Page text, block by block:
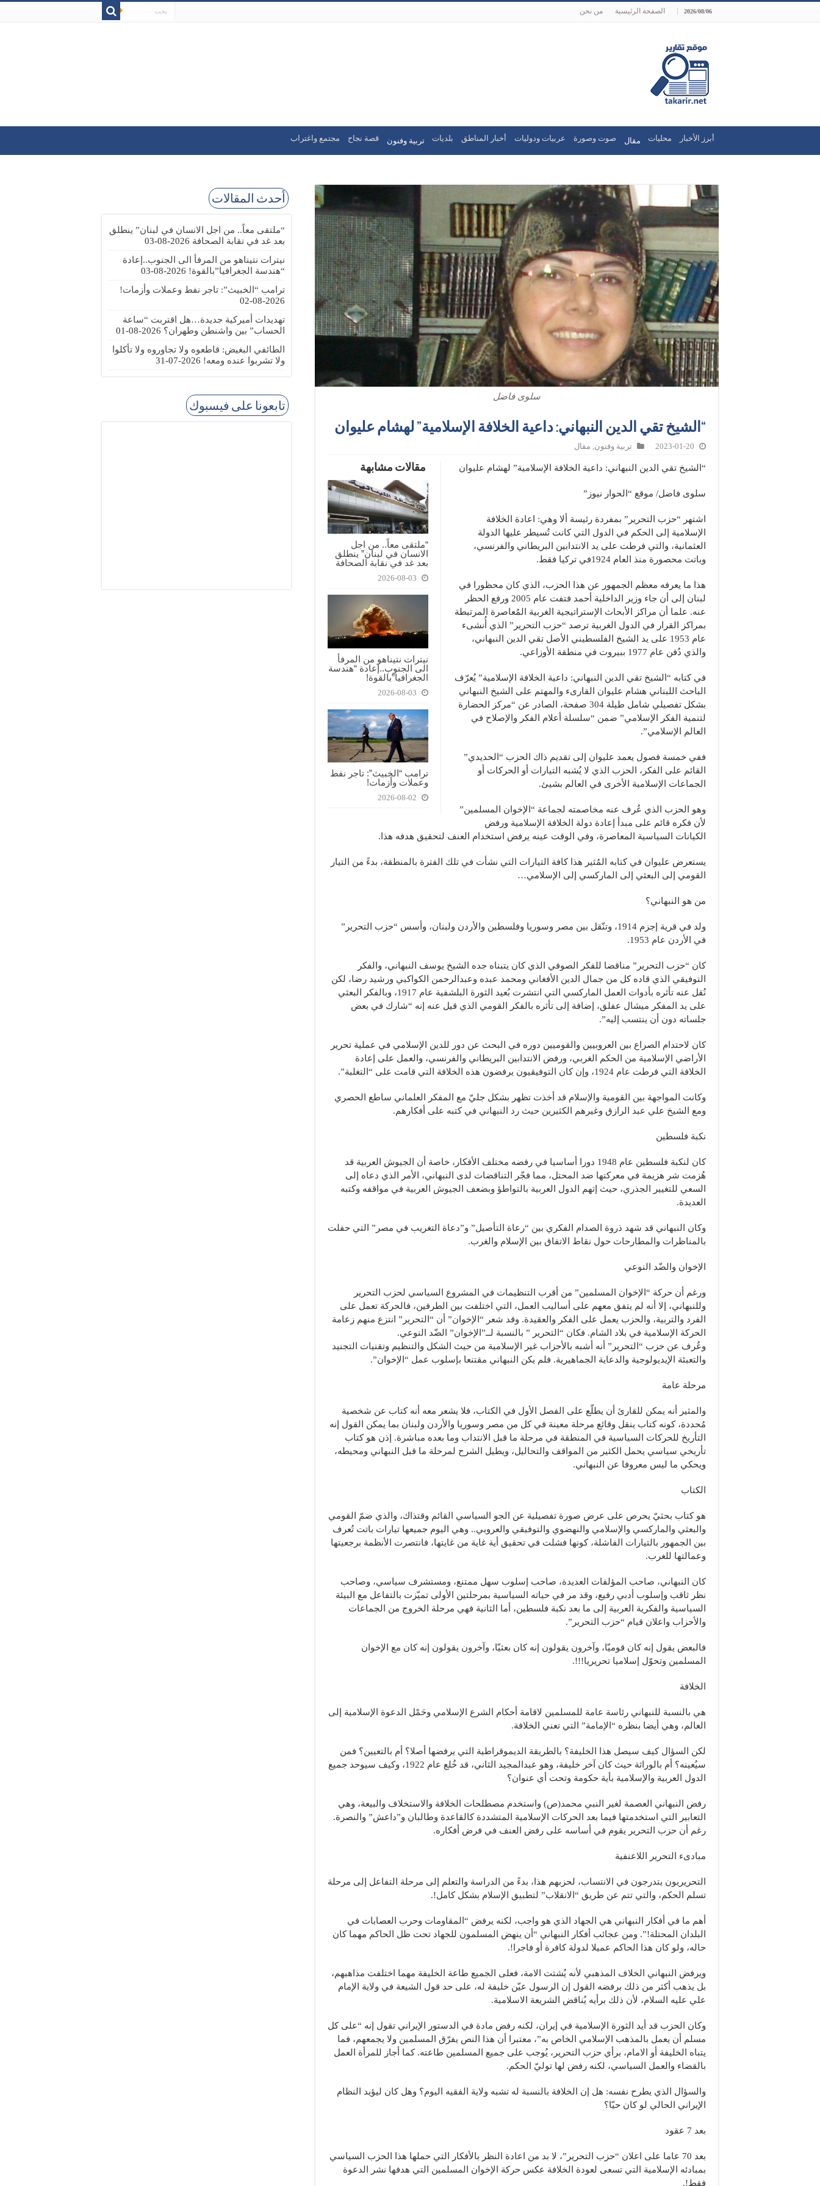
2026/08/06 الصفحة الرئيسية من نحن
أبرز الأخبار محليات مقال صوت وصورة عربيات ودوليات أخبار المناطق بلديات تربية وفنون قصة نجاح مجتمع واغتراب
سلوى فاضل
“الشيخ تقي الدين النبهاني: داعية الخلافة الإسلامية” لهشام عليوان
2023-01-20 تربية وفنون, مقال
مقالات مشابهة
“ملتقى معاً.. من اجل
الانسان في لبنان” ينطلق
بعد غد في نقابة الصحافة
2026-08-03
نيترات نتيناهو من المرفأ
الى الجنوب..إعادة “هندسة
الجغرافيا”بالقوة!
2026-08-03
ترامب “الخبيث”: تاجر نفط
وعملات وأزمات!
2026-08-02
“الشيخ تقي الدين النبهاني: داعية الخلافة الإسلامية” لهشام عليوان
سلوى فاضل/ موقع “الحوار نيوز”
اشتهر “حزب التحرير” بمفردة رئيسة ألا وهي: اعادة الخلافة
الإسلامية إلى الحكم في الدول التي كانت تُسيطر عليها الدولة
العثمانية، والتي فرطت على يد الانتدابين البريطاني والفرنسي،
وباتت محصورة منذ العام 1924في تركيا فقط.
هذا ما يعرفه معظم الجمهور عن هذا الحزب، الذي كان محظورا في
لبنان إلى أن جاء وزير الداخلية أحمد فتفت عام 2005 ورفع الحظر
عنه. علما أن مراكز الأبحاث الإستراتيجية الغربية المُعاصرة المرتبطة
بمراكز القرار في الدول الغربية ترصد “حزب التحرير” الذي أُنشىء
عام 1953 على يد الشيخ الفلسطيني الأصل تقي الدين النبهاني،
والذي دُفن عام 1977 ببيروت في منطقة الأوزاعي.
في كتابه “الشيخ تقي الدين النبهاني: داعية الخلافة الإسلامية” يُعرّف
الباحث اللبناني هشام عليوان القارىء والمهتم على الشيخ النبهاني
بشكل تفصيلي شامل طيلة 304 صفحة، الصادر عن “مركز الحضارة
لتنمية الفكر الإسلامي” ضمن “سلسلة أعلام الفكر والإصلاح في
العالم الإسلامي”.
ففي خمسة فصول يعمد عليوان إلى تقديم ذاك الحزب “الحديدي”
القائم على الفكر، الحزب الذي لا يُشبه التيارات أو الحركات أو
الجماعات الإسلامية الأخرى في العالم بشيئ.
وهو الحزب الذي عُرف عنه مخاصمته لجماعة “الإخوان المسلمين”
لأن فكره قائم على مبدأ إعادة دولة الخلافة الإسلامية ورفض
الكيانات السياسية المعاصرة، وفي الوقت عينه يرفض استخدام العنف لتحقيق هدفه هذا.
يستعرض عليوان في كتابه المُثير هذا كافة التيارات التي نشأت في تلك الفترة بالمنطقة، بدءً من التيار
القومي إلى البعثي إلى الماركسي إلى الإسلامي…
من هو النبهاني؟
ولد في قرية إجزم 1914، وتنّقل بين مصر وسوريا وفلسطين والأردن ولبنان، وأسس “حزب التحرير”
في الأردن عام 1953.
كان “حزب التحرير” مناقضا للفكر الصوفي الذي كان يتبناه جده الشيخ يوسف النبهاني، والفكر
التوفيقي الذي قاده كل من جمال الدين الأفغاني ومحمد عبده وعبدالرحمن الكواكبي ورشيد رضا، لكن
نُقل عنه تأثره بأدوات العمل الماركسي التي انتشرت بُعيد الثورة البلشفية عام 1917، وبالفكر البعثي
على يد المفكر ميشال عفلق، إضافة إلى تأثره بالفكر القومي الذي قيل عنه إنه “شارك في بعض
جلساته دون أن ينتسب إليه”.
كان لاحتدام الصراع بين العروبيين والقوميين دوره في البحث عن دور للدين الإسلامي في عملية تحرير
الأراضي الإسلامية من الحكم الغربي، ورفض الانتدابين البريطاني والفرنسي، والعمل على إعادة
الخلافة التي فرطت عام 1924، وإن كان التوفيقيون يرفضون هذه الخلافة التي قامت على “التغلبة”.
وكانت المواجهة بين القومية والإسلام قد أخذت تظهر بشكل جليّ مع المفكر العلماني ساطع الحصري
ومع الشيخ علي عبد الرازق وغيرهم الكثيرين حيث رد النبهاني في كتبه على أفكارهم.
نكبة فلسطين
كان لنكبة فلسطين عام 1948 دورا أساسيا في رفضه مختلف الأفكار، خاصة أن الجيوش العربية قد
هُزمت شر هزيمة في معركتها ضد المحتل، مما فجّر التناقضات لدى النبهاني، الأمر الذي دعاه إلى
السعي للتغيير الجذري، حيث إتهم الدول العربية بالتواطؤ وبضعف الجيوش العربية في مواقفه وكتبه
العديدة.
وكان النبهاني قد شهد ذروة الصدام الفكري بين “رعاة التأصيل” و”دعاة التغريب في مصر” التي حفلت
بالمناظرات والمطارحات حول نقاط الاتفاق بين الإسلام والغرب.
الإخوان والضّد النوعي
ورغم أن حركة “الإخوان المسلمين” من أقرب التنظيمات في المشروع السياسي لحزب التحرير
وللنبهاني، إلا أنه لم يتفق معهم على أساليب العمل، التي اختلفت بين الطرفين، فالحركة تعمل على
الفرد والتربية، والحزب يعمل على الفكر والعقيدة. وقد شعر “الإخوان” أن “التحرير” انتزع منهم زعامة
الحركة الإسلامية في بلاد الشام. فكان “التحرير ” بالنسبة لــ”الإخوان” الضّد النوعي.
وعُرف عن حزب “التحرير” أنه أشبه بالأحزاب غير الإسلامية من حيث الشكل والتنظيم وتقنيات التجنيد
والتعبئة الإيديولوجية والدعاية الجماهيرية. فلم يكن النبهاني مقتنعا بإسلوب عمل “الإخوان”.
مرحلة عامة
والمثير أنه يمكن للقارئ أن يطلّع على الفصل الأول في الكتاب، فلا يشعر معه أنه كتاب عن شخصية
مُحددة، كونه كتاب ينقل وقائع مرحلة معينة في كل من مصر وسوريا والأردن ولبنان بما يمكن القول إنه
التأريخ للحركات السياسية في المنطقة في مرحلة ما قبل الانتداب وما بعده مباشرة. إذن هو كتاب
تأريخي سياسي يحمل الكثير من المواقف والتحاليل، ويطيل الشرح لمرحلة ما قبل النبهاني ومحيطه،
ويحكي ما ليس معروفا عن النبهاني.
الكتاب
هو كتاب بحثيّ يحرص على عرض صورة تفصيلية عن الجو السياسي القائم وقتذاك، والذي ضمّ القومي
والبعثي والماركسي والإسلامي والنهضوي والتوفيقي والعروبي.. وهي اليوم جميعها تيارات باتت تُعرف
بين الجمهور بالتيارات الفاشلة، كونها فشلت في تحقيق أية غاية من غايتها، فانتصرت الأنظمة برجعيتها
وعمالتها للغرب.
كان النبهاني، صاحب المؤلفات العديدة، صاحب إسلوب سهل ممتنع، ومستشرف سياسي، وصاحب
نظر ثاقب وإسلوب أدبي رفيع، وقد مر في حياته السياسية بمرحلتين الأولى تميّزت بالتفاعل مع البيئة
السياسية والفكرية العربية إلى ما بعد نكبة فلسطين، أما الثانية فهي مرحلة الخروج من الجماعات
والأحزاب واعلان قيام “حزب التحرير”.
فالبعض يقول إنه كان قوميّا، وآخرون يقولون إنه كان بعثيّا، وآخرون يقولون إنه كان مع الإخوان
المسلمين وتحوّل إسلاميا تحريريا!!!.
الخلافة
هي بالنسبة للنبهاني رئاسة عامة للمسلمين لاقامة أحكام الشرع الإسلامي وحَمْل الدعوة الإسلامية إلى
العالم، وهي أيضا بنظره “الإمامة” التي تعني الخلافة.
لكن السؤال كيف سيصل هذا الخليفة؟ بالطريقة الديموقراطية التي يرفضها أصلا؟ أم بالتعيين؟ فمن
سيُعينه؟ أم بالوراثة حيث كان آخر خليفة، وهو عبدالمجيد الثاني، قد خُلع عام 1922، وكيف سيوحد جميع
الدول العربية والإسلامية بأية حكومة وتحت أي عنوان؟
رفض النبهاني العصمة لغير النبي محمد(ص) واستخدم مصطلحات الخلافة والاستخلاف والبيعة، وهي
التعابير التي استخدمتها فيما بعد الحركات الإسلامية المتشددة كالقاعدة وطالبان و”داعش” والنصرة.
رغم أن حزب التحرير يقوم في أساسه على رفض العنف في فرض أفكاره.
مبادىء التحرير اللاعنفية
التحريريون يتدرجون في الانتساب، لحزبهم هذا، بدءً من الدراسة والتعلم إلى مرحلة التفاعل إلى مرحلة
تسلم الحكم، والتي تتم عن طريق “الانقلاب” لتطبيق الإسلام بشكل كامل!.
أهم ما في أفكار النبهاني هي الجهاد الذي هو واجب، لكنه يرفض “المقاومات وحرب العصابات في
البلدان المحتلة!”. ومن عجائب أفكار النبهاني “أن ينهض المسلمون للجهاد تحت ظل الحاكم مهما كان
حاله، ولو كان هذا الحاكم عميلا لدولة كافرة أو فاجرا!.
ويرفض النبهاني الخلاف المذهبي لأنه يُشتت الامة، فعلى الجميع طاعة الخليفة مهما اختلفت مذاهبهم،
بل يذهب أكثر من ذلك برفضه القول إن الرسول عيّن خليفة له، على حد قول الشيعة في ولاية الإمام
علي عليه السلام، لأن ذلك برأيه يُناقض الشريعة الاسلامية.
وكان الحزب قد أيد الثورة الإسلامية في إيران، لكنه رفض مادة في الدستور الإيراني تقول إنه “على كل
مسلم أن يعمل بالمذهب الإسلامي الخاص به”، معتبرا أن هذا النص يفرّق المسلمين ولا يجمعهم، فما
يتباه الخليفة أو الامام، برأي حزب التحرير، يُوجب على جميع المسلمين طاعته. كما أجاز للمرأة العمل
بالقضاء والعمل السياسي، لكنه رفض لها توليّ الحكم.
والسؤال الذي يطرح نفسه: هل إن الخلافة بالنسبة له تشبه ولاية الفقيه اليوم؟ وهل كان ليؤيد النظام
الإيراني الحالي لو كان حيّا؟
بعد 7 عقود
بعد 70 عاما على اعلان “حزب التحرير”، لا بد من اعادة النظر بالأفكار التي حملها هذا الحزب السياسي
بمبادئه الإسلامية التي تسعى لعودة الخلافة عكس حركة الإخوان المسلمين التي هدفها نشر الدعوة
فقط!.
أحدث المقالات
“ملتقى معاً.. من اجل الانسان في لبنان” ينطلق
بعد غد في نقابة الصحافة 2026-08-03
نيترات نتيناهو من المرفأ الى الجنوب..إعادة
“هندسة الجغرافيا”بالقوة! 2026-08-03
ترامب “الخبيث”: تاجر نفط وعملات وأزمات!
2026-08-02
تهديدات أميركية جديدة…هل اقتربت “ساعة
الحساب” بين واشنطن وطهران؟ 2026-08-01
الطائفي البغيض: قاطعوه ولا تجاوروه ولا تأكلوا
ولا تشربوا عنده ومعه! 2026-07-31
تابعونا على فيسبوك